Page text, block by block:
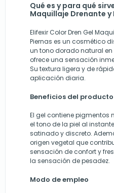
Qué es y para qué
Maquillaje Drenante y
Elifexir Color Dren Gel
Piernas es un cosmético
un tono dorado natural en
ofrece una sensación
Su textura ligera y de
aplicación diaria.
Beneficios del producto
El gel contiene
el tono de la piel al
satinado y discreto.
origen vegetal que
sensación de confort y
la sensación de pesadez.
Modo de empleo